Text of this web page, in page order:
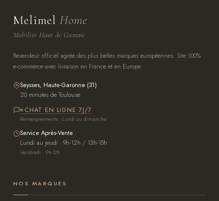
Melimel Home
Mobilier Haut de Gamme
Revendeur officiel agréé des plus belles marques européennes. Site 100%
e-commerce avec livraison en France et en Europe.
Seysses, Haute-Garonne (31)
20 minutes de Toulouse
CHAT EN LIGNE 7J/7
Renseignements · Lundi au dimanche
Service Après-Vente
Lundi au jeudi · 9h-12h / 13h-15h
Vendredi · 9h-12h
NOS MARQUES